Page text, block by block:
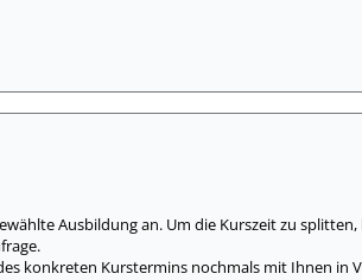
Ausbildung an. Um die Kurszeit zu
konkreten Kurstermins nochmals mit Ihnen in